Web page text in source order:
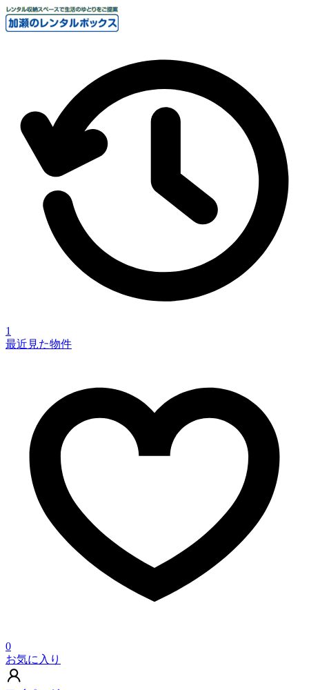
1
最近見た物件
0
お気に入り